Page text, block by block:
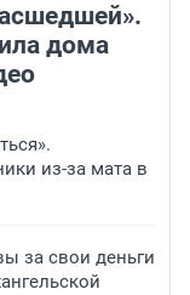
дома
из-за мата в
за свои деньги